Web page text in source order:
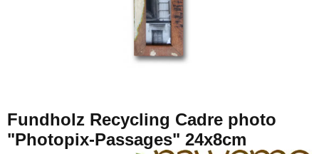
Fundholz Recycling Cadre photo
"Photopix-Passages" 24x8cm